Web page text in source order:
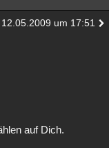
12.05.2009 um 17:51
auf Dich.